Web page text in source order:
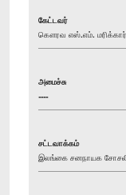
கேட்டவர்
கௌரவ எஸ்.எம்.
அமைச்சு
----
சட்டவாக்கம்
இலங்கை சனநாயக